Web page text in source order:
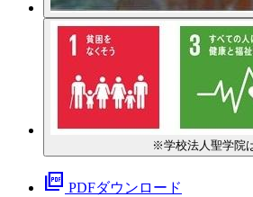
※学校法人聖学院
picture_as_pdf PDFダウンロード